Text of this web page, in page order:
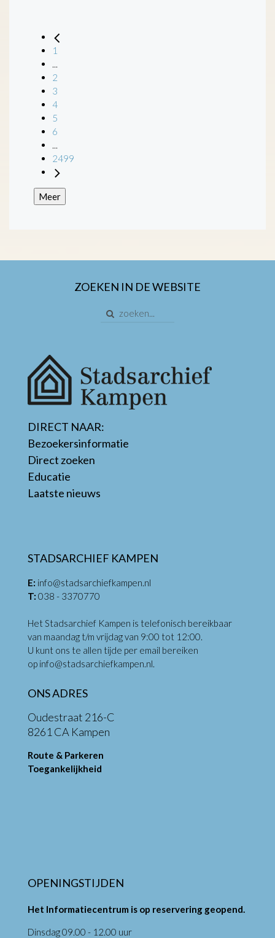
1
...
2
3
4
5
6
...
2499
Meer
ZOEKEN IN DE WEBSITE
DIRECT NAAR:
Bezoekersinformatie
Direct zoeken
Educatie
Laatste nieuws
STADSARCHIEF KAMPEN
E: info@stadsarchiefkampen.nl
T: 038 - 3370770
Het Stadsarchief Kampen is telefonisch bereikbaar
van maandag t/m vrijdag van 9:00 tot 12:00.
U kunt ons te allen tijde per email bereiken
op info@stadsarchiefkampen.nl.
ONS ADRES
Oudestraat 216-C
8261 CA Kampen
Route & Parkeren
Toegankelijkheid
OPENINGSTIJDEN
Het Informatiecentrum is op reservering geopend.
Dinsdag 09.00 - 12.00 uur